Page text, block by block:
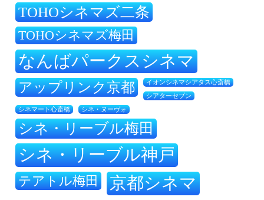
TOHOシネマズ二条
TOHOシネマズ梅田
なんばパークスシネマ
アップリンク京都 イオンシネマシアタス心斎橋
シアターセブン
シネマート心斎橋 シネ・ヌーヴォ
シネ・リーブル梅田
シネ・リーブル神戸
テアトル梅田 京都シネマ